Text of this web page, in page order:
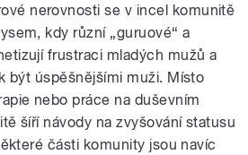
nerovnosti se v incel komunitě
kdy různí „guruové“ a
frustraci mladých mužů a
být úspěšnějšími muži. Místo
nebo práce na duševním
šíří návody na zvyšování statusu
části komunity jsou navíc